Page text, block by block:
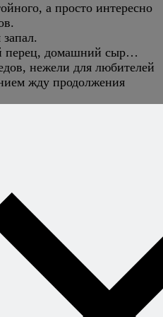
а просто интересно
перец, домашний сыр…
нежели для любителей
жду продолжения
Ответить
купить айвар в магазине,
сколько, но ценник какой